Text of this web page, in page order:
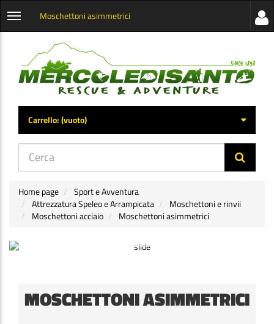
Apri
categorie
Moschettoni asimmetrici
di
Carrello:(vuoto)
Home page
Sport e Avventura
Attrezzatura Speleo e Arrampicata
Moschettoni e rinvii
Moschettoni acciaio
Moschettoni asimmetrici
MOSCHETTONI ASIMMETRICI